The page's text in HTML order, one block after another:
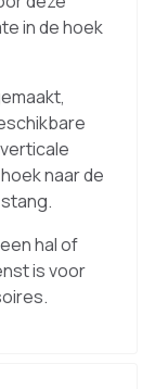
in de hoek
naar de
hal of
is voor